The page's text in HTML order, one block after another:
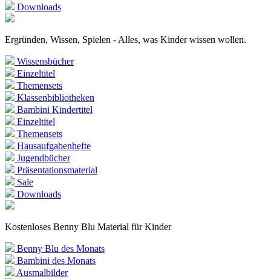
Downloads
Ergründen, Wissen, Spielen - Alles, was Kinder wissen wollen.
Wissensbücher
Einzeltitel
Themensets
Klassenbibliotheken
Bambini Kindertitel
Einzeltitel
Themensets
Hausaufgabenhefte
Jugendbücher
Präsentationsmaterial
Sale
Downloads
Kostenloses Benny Blu Material für Kinder
Benny Blu des Monats
Bambini des Monats
Ausmalbilder